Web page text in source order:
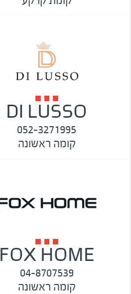
DI LUSSO
052-3271995
קומה ראשונה
FOX HOME
04-8707539
קומה ראשונה